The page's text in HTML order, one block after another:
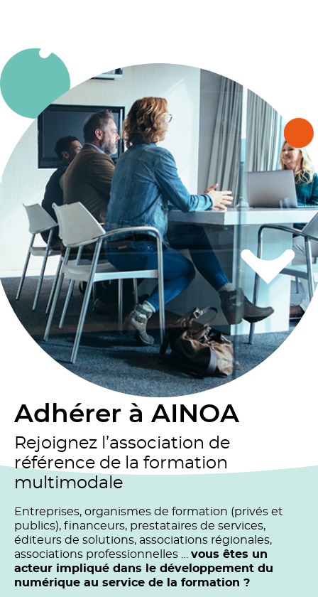
Adhérer à AINOA
Rejoignez l’association de
référence de la formation
multimodale
Entreprises, organismes de formation (privés et
publics), financeurs, prestataires de services,
éditeurs de solutions, associations régionales,
associations professionnelles … vous êtes un
acteur impliqué dans le développement du
numérique au service de la formation ?